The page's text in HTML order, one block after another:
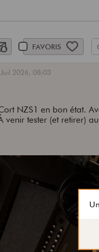
FAVORIS
2026, 08:03
NZS1 en bon état.
venir tester (et retirer)